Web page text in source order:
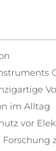
im Alltag
vor